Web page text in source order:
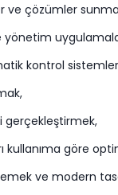
ve çözümler
kontrol
gerçekleştirmek,
kullanıma göre
ve modern